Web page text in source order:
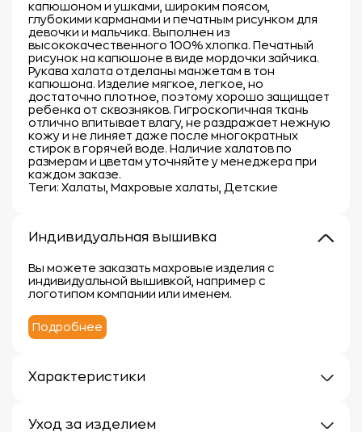
капюшоном и ушками, широким поясом,
глубокими карманами и печатным рисунком для
девочки и мальчика. Выполнен из
высококачественного 100% хлопка. Печатный
рисунок на капюшоне в виде мордочки зайчика.
Рукава халата отделаны манжетам в тон
капюшона. Изделие мягкое, легкое, но
достаточно плотное, поэтому хорошо защищает
ребенка от сквозняков. Гигроскопичная ткань
отлично впитывает влагу, не раздражает нежную
кожу и не линяет даже после многократных
стирок в горячей воде. Наличие халатов по
размерам и цветам уточняйте у менеджера при
каждом заказе.
Теги: Халаты, Махровые халаты, Детские
Индивидуальная вышивка
Вы можете заказать махровые изделия с
индивидуальной вышивкой, например с
логотипом компании или именем.
Подробнее
Характеристики
Материал: 100% хлопок
Уход за изделием